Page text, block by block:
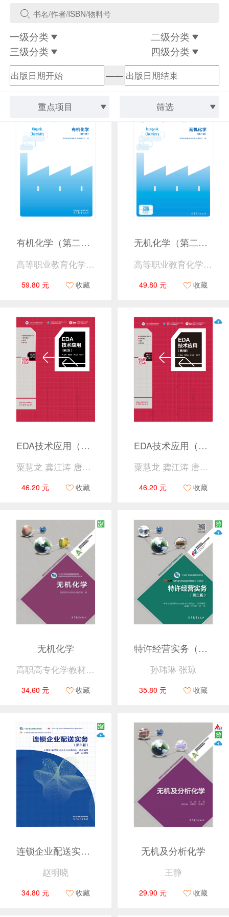
一级分类
二级分类
三级分类
四级分类
——
重点项目 筛选
有机化学（第二版）
高等职业教育化学教材编写组
59.80 元 收藏
无机化学（第二版）
高等职业教育化学教材编写组
49.80 元 收藏
EDA技术应用（第2版）
粟慧龙 龚江涛 唐亚平
46.20 元 收藏
EDA技术应用（第2版）
粟慧龙 龚江涛 唐亚平
46.20 元 收藏
无机化学
高职高专化学教材编写组
34.60 元 收藏
特许经营实务（第二版）
孙玮琳 张琼
35.80 元 收藏
连锁企业配送实务（第二版）
赵明晓
34.80 元 收藏
无机及分析化学
王静
29.90 元 收藏